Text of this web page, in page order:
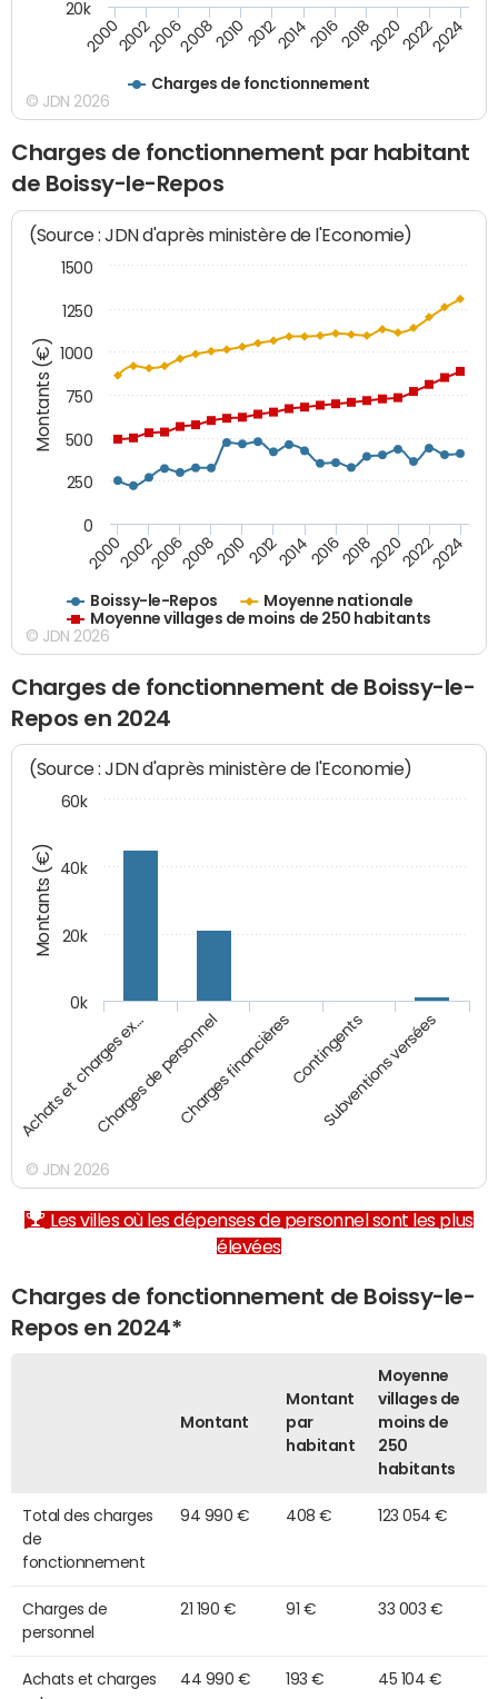
Charges de fonctionnement
200020022006200820102012201420162018202020222024
20k
© JDN 2026
Charges de fonctionnement par habitant
de Boissy-le-Repos
Montants (€)
(Source : JDN d'après ministère de l'Economie)
Boissy-le-Repos
Moyenne nationale
Moyenne villages de moins de 250 habitants
200020022006200820102012201420162018202020222024
0
250
500
750
1000
1250
1500
© JDN 2026
Charges de fonctionnement de Boissy-le-
Repos en 2024
Montants (€)
(Source : JDN d'après ministère de l'Economie)
Achats et charges ex…Charges de personnelCharges financièresContingents
Subventions versées
0k
20k
40k
60k
© JDN 2026
Les villes où les dépenses de personnel sont les plus
élevées
Charges de fonctionnement de Boissy-le-
Repos en 2024*
Montant
Montant
par
habitant
Moyenne
villages de
moins de
250
habitants
Total des charges
de
fonctionnement
94 990 € 408 € 123 054 €
Charges de
personnel
21 190 € 91 € 33 003 €
Achats et charges
44 990 € 193 € 45 104 €